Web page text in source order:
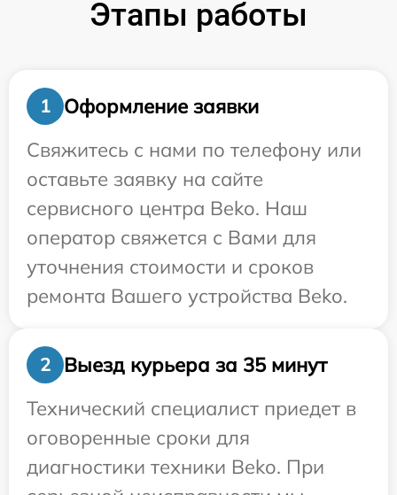
Этапы работы
1
Оформление заявки
Свяжитесь с нами по телефону или
оставьте заявку на сайте
сервисного центра Beko. Наш
оператор свяжется с Вами для
уточнения стоимости и сроков
ремонта Вашего устройства Beko.
2
Выезд курьера за 35 минут
Технический специалист приедет в
оговоренные сроки для
диагностики техники Beko. При